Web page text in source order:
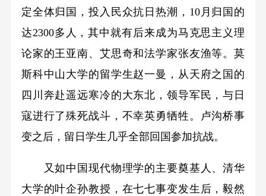
定全体归国，投入民众抗日热潮，10月归国的
达2300多人，其中就有后来成为马克思主义理
论家的王亚南、艾思奇和法学家张友渔等。莫
斯科中山大学的留学生赵一曼，从天府之国的
四川奔赴遥远寒冷的大东北，领导军民，与日
寇进行了殊死战斗，不幸英勇牺牲。卢沟桥事
变之后，留日学生几乎全部回国参加抗战。
又如中国现代物理学的主要奠基人、清华
大学的叶企孙教授，在七七事变发生后，毅然